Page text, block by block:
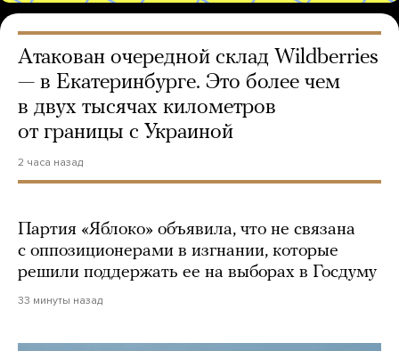
Атакован очередной склад Wildberries
— в Екатеринбурге. Это более чем
в двух тысячах километров
от границы с Украиной
2 часа назад
Партия «Яблоко» объявила, что не связана
с оппозиционерами в изгнании, которые
решили поддержать ее на выборах в Госдуму
33 минуты назад